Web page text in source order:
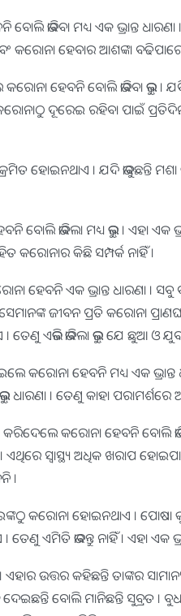
ଭାବିବା ମଧ୍ୟ ଏକ ଭ୍ରାନ୍ତ
କରୋନା ହେବାର ଆଶଙ୍କା
ହେବନି ବୋଲି ଭାବିବା ଭୁଲ୍ ।
ଦୂରେଇ ରହିବା ପାଇଁ
ହୋଇନଥାଏ । ଯଦି ଭାବୁଛନ୍ତି
ଭାବିଲା ମଧ୍ୟ ଭୁଲ୍ । ଏହା ଏକ
କରୋନାର କିଛି ସମ୍ପର୍କ ନାହିଁ ।
ହେବନି ଏକ ଭ୍ରାନ୍ତ ଧାରଣା ।
ଜୀବନ ପ୍ରତି କରୋନା
ଏଭଳି ଭାବିଲା ଭୁଲ୍ ଯେ ଛୁଆ ଓ
କରୋନା ହେବନି ମଧ୍ୟ ଏକ ଭ୍ରାନ୍ତ
ଧାରଣା । ତେଣୁ କାହା
କରିଦେଲେ କରୋନା ହେବନି ବୋଲି
ସ୍ୱାସ୍ଥ୍ୟ ଅଧିକ ଖରାପ
।
କରୋନା ହୋଇନଥାଏ ।
ଏମିତି ଭାବନ୍ତୁ ନାହିଁ । ଏହା ଏକ
ଏହାର ଉତ୍ତର କହିଛନ୍ତି ତାଙ୍କର
ଦେଇଛନ୍ତି ବୋଲି ମାନିଛନ୍ତି ସୁବ୍ରତ ।